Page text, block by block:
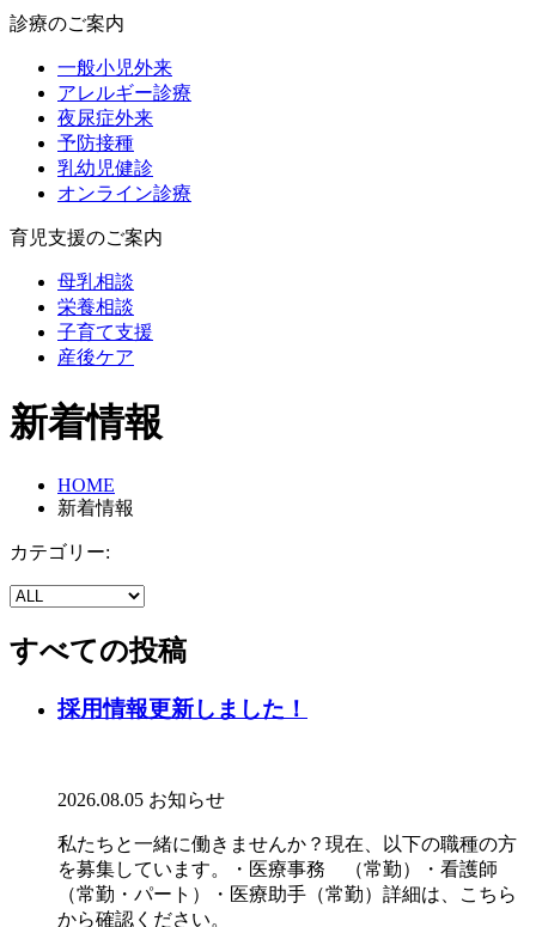
診療のご案内
一般小児外来
アレルギー診療
夜尿症外来
予防接種
乳幼児健診
オンライン診療
育児支援のご案内
母乳相談
栄養相談
子育て支援
産後ケア
新着情報
HOME
新着情報
カテゴリー:
すべての投稿
採用情報更新しました！
2026.08.05 お知らせ
私たちと一緒に働きませんか？現在、以下の職種の方
を募集しています。・医療事務 （常勤）・看護師
（常勤・パート）・医療助手（常勤）詳細は、こちら
から確認ください。